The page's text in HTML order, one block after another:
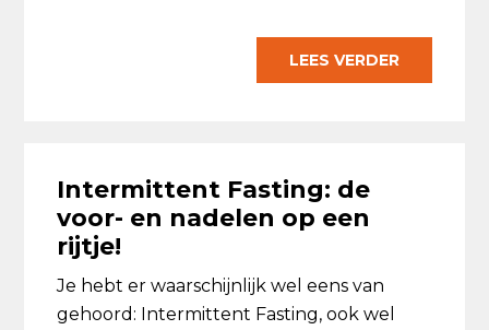
LEES VERDER
Intermittent Fasting: de
voor- en nadelen op een
rijtje!
Je hebt er waarschijnlijk wel eens van
gehoord: Intermittent Fasting, ook wel